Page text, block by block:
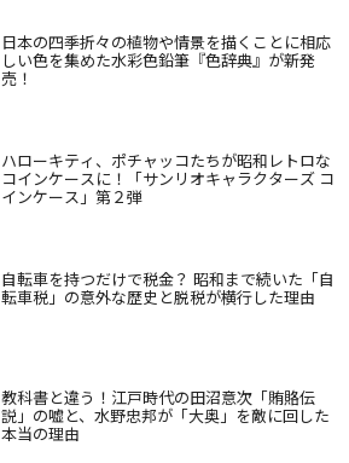
日本の四季折々の植物や情景を描くことに相応
しい色を集めた水彩色鉛筆『色辞典』が新発
売！
ハローキティ、ポチャッコたちが昭和レトロな
コインケースに！「サンリオキャラクターズ コ
インケース」第２弾
自転車を持つだけで税金？ 昭和まで続いた「自
転車税」の意外な歴史と脱税が横行した理由
教科書と違う！江戸時代の田沼意次「賄賂伝
説」の嘘と、水野忠邦が「大奥」を敵に回した
本当の理由